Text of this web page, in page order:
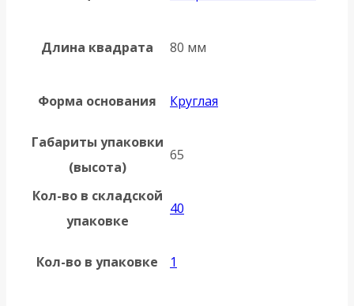
Длина квадрата 80 мм
Форма основания Круглая
Габариты упаковки
(высота)
65
Кол-во в складской
упаковке
40
Кол-во в упаковке 1